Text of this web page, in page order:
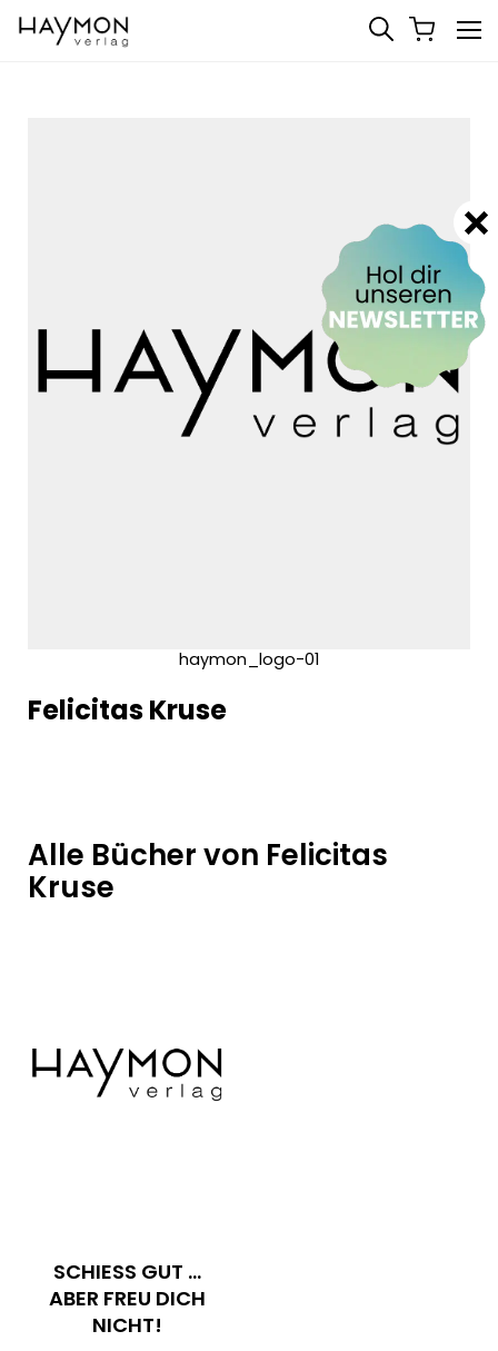
haymon_logo-01
Felicitas Kruse
Alle Bücher von Felicitas
Kruse
SCHIESS GUT … A
BER FREU DICH N
ICHT!